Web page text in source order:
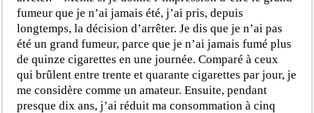
fumeur que je n’ai jamais été, j’ai pris, depuis
longtemps, la décision d’arrêter. Je dis que je n’ai pas
été un grand fumeur, parce que je n’ai jamais fumé plus
de quinze cigarettes en une journée. Comparé à ceux
qui brûlent entre trente et quarante cigarettes par jour, je
me considère comme un amateur. Ensuite, pendant
presque dix ans, j’ai réduit ma consommation à cinq